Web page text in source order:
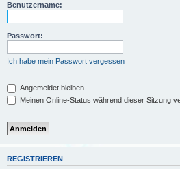
Benutzername:
Passwort:
Ich habe mein Passwort vergessen
Angemeldet bleiben
Meinen Online-Status während dieser Sitzung
REGISTRIEREN